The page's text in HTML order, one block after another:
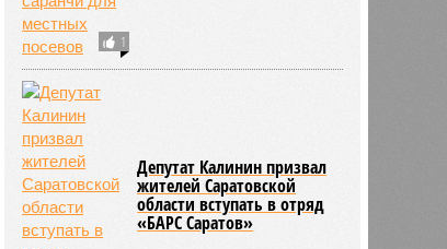
1
Депутат Калинин призвал
жителей Саратовской
области вступать в отряд
«БАРС Саратов»